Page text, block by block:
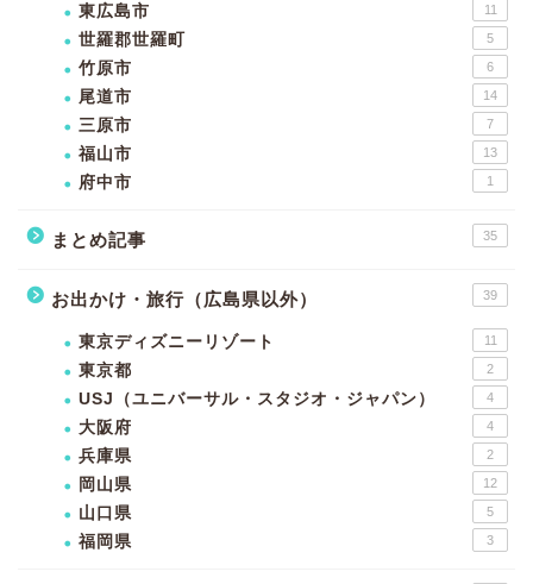
東広島市 11
世羅郡世羅町 5
竹原市 6
尾道市 14
三原市 7
福山市 13
府中市 1
まとめ記事 35
お出かけ・旅行（広島県以外） 39
東京ディズニーリゾート 11
東京都 2
USJ（ユニバーサル・スタジオ・ジャパン） 4
大阪府 4
兵庫県 2
岡山県 12
山口県 5
福岡県 3